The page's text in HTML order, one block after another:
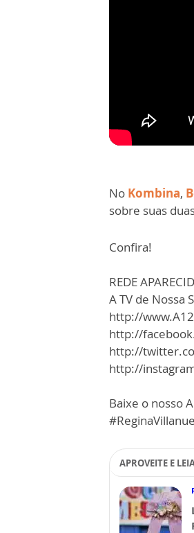
No Kombina,
sobre suas
Confira!
REDE
A TV de Nossa
http://
http://
http://
http://
Baixe o nosso
APROVEITE E